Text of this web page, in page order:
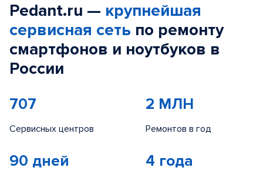
Pedant.ru — крупнейшая
сервисная сеть по ремонту
смартфонов и ноутбуков в
России
707
Сервисных центров
2 МЛН
Ремонтов в год
90 дней 4 года